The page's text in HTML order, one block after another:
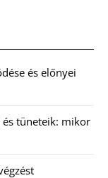
és előnyei
és tüneteik: mikor